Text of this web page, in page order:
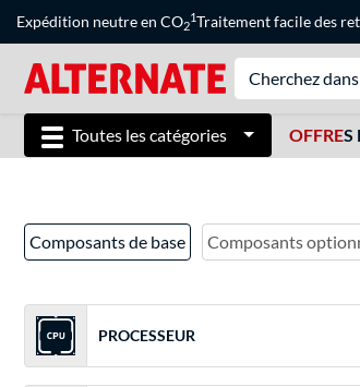
Expédition neutre en CO2
1Traitement facile des
Toutes les catégories OFFRES
Composants de base Composants
PROCESSEUR